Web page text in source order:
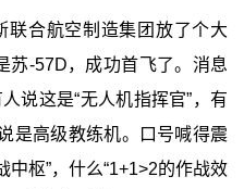
联合航空制造集团放了个大
-57D，成功首飞了。消息
说这是“无人机指挥官”，有
是高级教练机。口号喊得震
中枢”，什么“1+1>2的作战效